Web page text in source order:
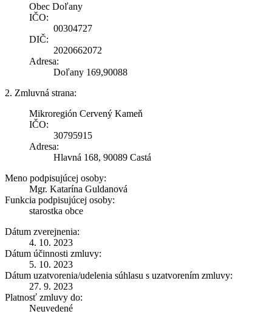
Obec Doľany
IČO:
00304727
DIČ:
2020662072
Adresa:
Doľany 169,90088
2. Zmluvná strana:
Mikroregión Cervený Kameň
IČO:
30795915
Adresa:
Hlavná 168, 90089 Castá
Meno podpisujúcej osoby:
Mgr. Katarína Guldanová
Funkcia podpisujúcej osoby:
starostka obce
Dátum zverejnenia:
4. 10. 2023
Dátum účinnosti zmluvy:
5. 10. 2023
Dátum uzatvorenia/udelenia súhlasu s uzatvorením zmluvy:
27. 9. 2023
Platnosť zmluvy do:
Neuvedené